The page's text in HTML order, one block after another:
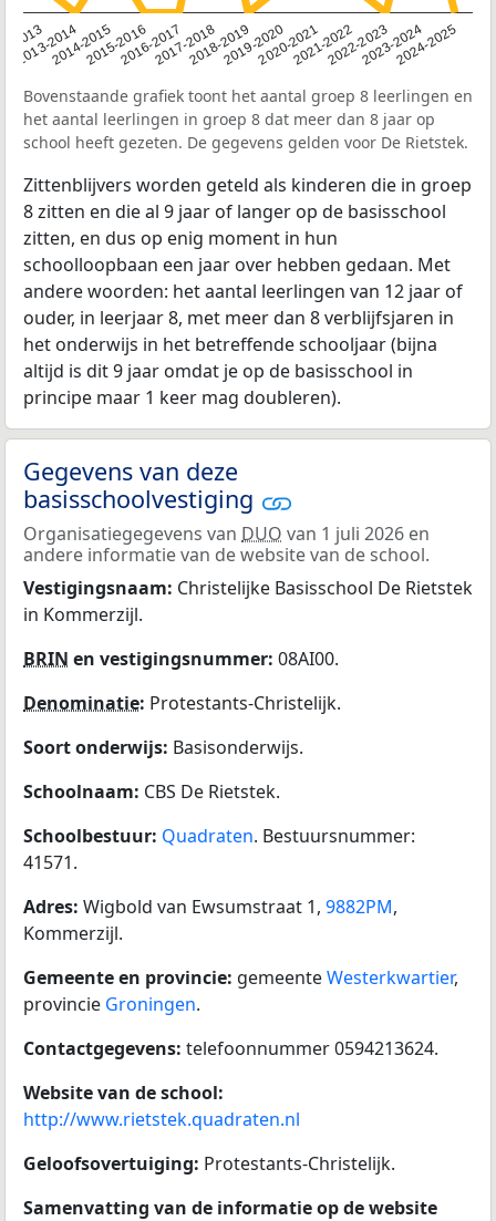
2013
2013-2014
2014-20152015-20162016-20172017-20182018-20192019-20202020-20212021-20222022-20232023-20242024-2025
Bovenstaande grafiek toont het aantal groep 8 leerlingen en
het aantal leerlingen in groep 8 dat meer dan 8 jaar op
school heeft gezeten. De gegevens gelden voor De Rietstek.
Zittenblijvers worden geteld als kinderen die in groep
8 zitten en die al 9 jaar of langer op de basisschool
zitten, en dus op enig moment in hun
schoolloopbaan een jaar over hebben gedaan. Met
andere woorden: het aantal leerlingen van 12 jaar of
ouder, in leerjaar 8, met meer dan 8 verblijfsjaren in
het onderwijs in het betreffende schooljaar (bijna
altijd is dit 9 jaar omdat je op de basisschool in
principe maar 1 keer mag doubleren).
Gegevens van deze
basisschoolvestiging
Organisatiegegevens van DUO van 1 juli 2026 en
andere informatie van de website van de school.
Vestigingsnaam: Christelijke Basisschool De Rietstek
in Kommerzijl.
BRIN en vestigingsnummer: 08AI00.
Denominatie: Protestants-Christelijk.
Soort onderwijs: Basisonderwijs.
Schoolnaam: CBS De Rietstek.
Schoolbestuur: Quadraten. Bestuursnummer:
41571.
Adres: Wigbold van Ewsumstraat 1, 9882PM,
Kommerzijl.
Gemeente en provincie: gemeenteWesterkwartier,
provincie Groningen.
Contactgegevens: telefoonnummer 0594213624.
Website van de school:
http://www.rietstek.quadraten.nl
Geloofsovertuiging: Protestants-Christelijk.
Samenvatting van de informatie op de website